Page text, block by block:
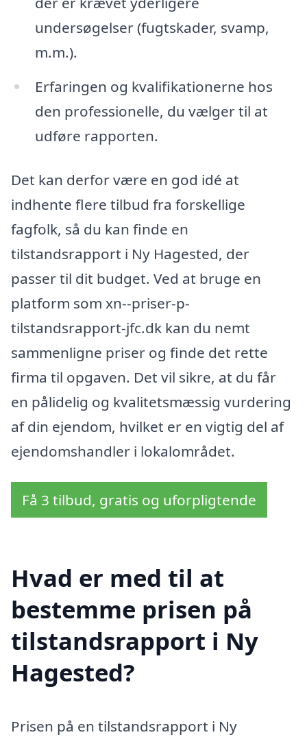
undersøgelser (fugtskader, svamp,
m.m.).
Erfaringen og kvalifikationerne hos
den professionelle, du vælger til at
udføre rapporten.
Det kan derfor være en god idé at
indhente flere tilbud fra forskellige
fagfolk, så du kan finde en
tilstandsrapport i Ny Hagested, der
passer til dit budget. Ved at bruge en
platform som xn--priser-p-
tilstandsrapport-jfc.dk kan du nemt
sammenligne priser og finde det rette
firma til opgaven. Det vil sikre, at du får
en pålidelig og kvalitetsmæssig vurdering
af din ejendom, hvilket er en vigtig del af
ejendomshandler i lokalområdet.
Få 3 tilbud, gratis og uforpligtende
Hvad er med til at
bestemme prisen på
tilstandsrapport i Ny
Hagested?
Prisen på en tilstandsrapport i Ny